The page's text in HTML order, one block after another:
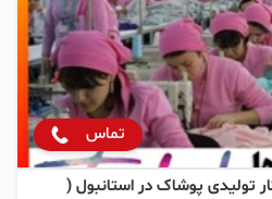
تماس
تولیدی پوشاک در استانبول (